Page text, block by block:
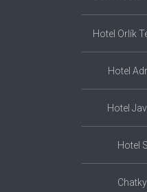
Hotel Orlík
Hotel
Hotel
Hotel